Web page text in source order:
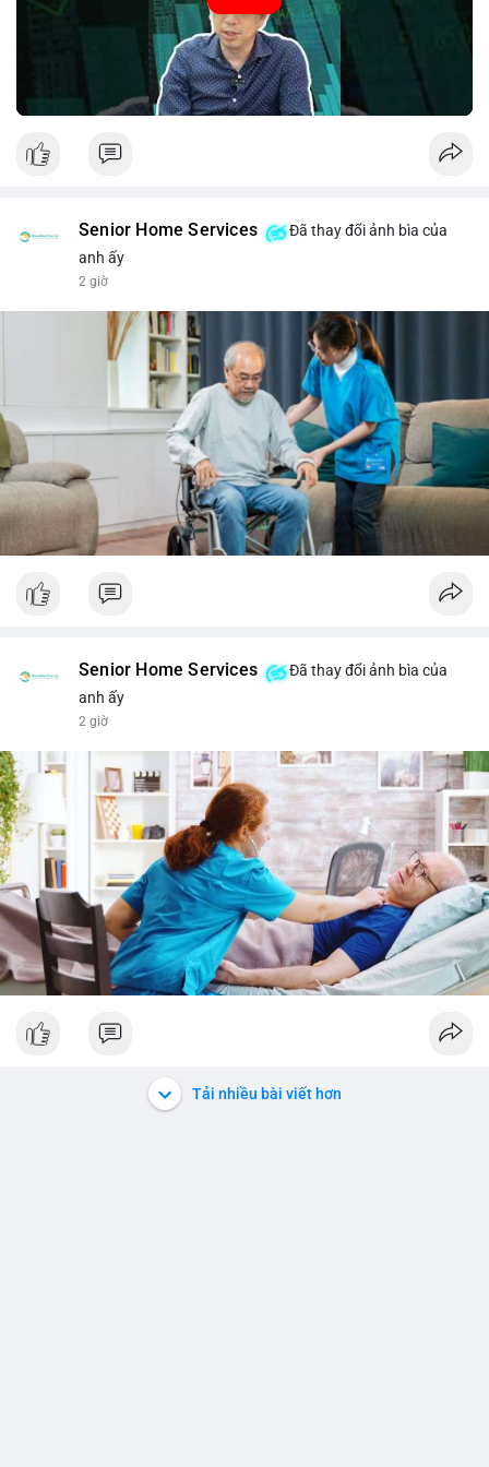
#whalemove #vilanh #btcmempool
Senior Home Services
Đã thay đổi ảnh bìa của
anh ấy
2 giờ
Senior Home Services
Đã thay đổi ảnh bìa của
anh ấy
2 giờ
Tải nhiều bài viết hơn